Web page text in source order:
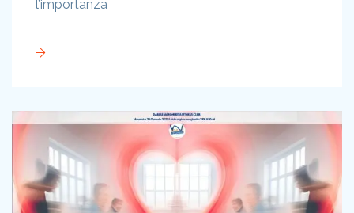
l’importanza